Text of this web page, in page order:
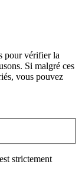
pour vérifier la
Si malgré ces
vous pouvez
strictement